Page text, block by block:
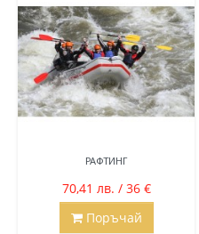
РАФТИНГ
70,41 лв. / 36 €
Поръчай